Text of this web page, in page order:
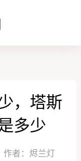
，塔斯
多少
作者：烬兰灯